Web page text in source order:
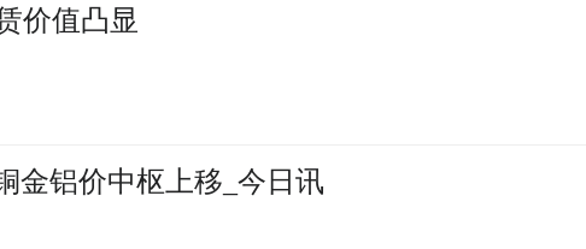
价值凸显
金铝价中枢上移_今日讯